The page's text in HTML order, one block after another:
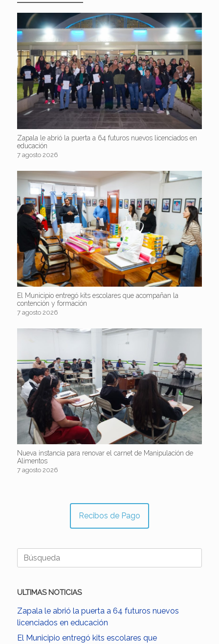
Zapala le abrió la puerta a 64 futuros nuevos licenciados en
educación
7 agosto 2026
El Municipio entregó kits escolares que acompañan la
contención y formación
7 agosto 2026
Nueva instancia para renovar el carnet de Manipulación de
Alimentos
7 agosto 2026
Recibos de Pago
Buscar:
ULTIMAS NOTICIAS
Zapala le abrió la puerta a 64 futuros nuevos
licenciados en educación
El Municipio entregó kits escolares que